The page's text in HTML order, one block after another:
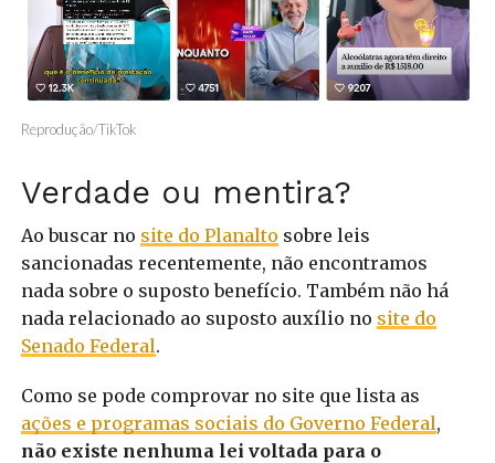
Reprodução/TikTok
Verdade ou mentira?
Ao buscar no site do Planalto sobre leis
sancionadas recentemente, não encontramos
nada sobre o suposto benefício. Também não há
nada relacionado ao suposto auxílio no site do
Senado Federal.
Como se pode comprovar no site que lista as
ações e programas sociais do Governo Federal,
não existe nenhuma lei voltada para o